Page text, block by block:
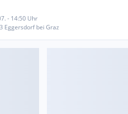
- 14:50 Uhr
Eggersdorf bei Graz